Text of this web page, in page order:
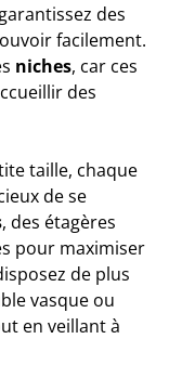
des
facilement.
niches, car ces
des
taille, chaque
de se
, des étagères
pour maximiser
de plus
vasque ou
en veillant à